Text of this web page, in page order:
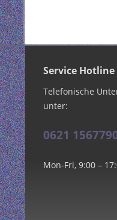
Service Hotline
Telefonische
unter:
0621
Mon-Fri, 9:00 –